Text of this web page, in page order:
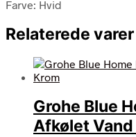
Farve: Hvid
Relaterede varer
Grohe Blue
Afkølet Vand